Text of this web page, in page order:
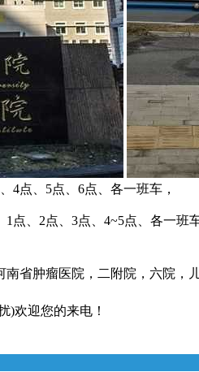
4点、5点、6点、各一班车，
点、2点、3点、4~5点、各一班
省肿瘤医院，二附院，六院
)欢迎您的来电！